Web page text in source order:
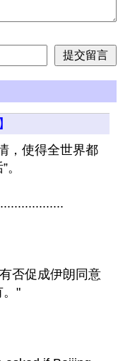
，使得全世界都
否促成伊朗同意
。"